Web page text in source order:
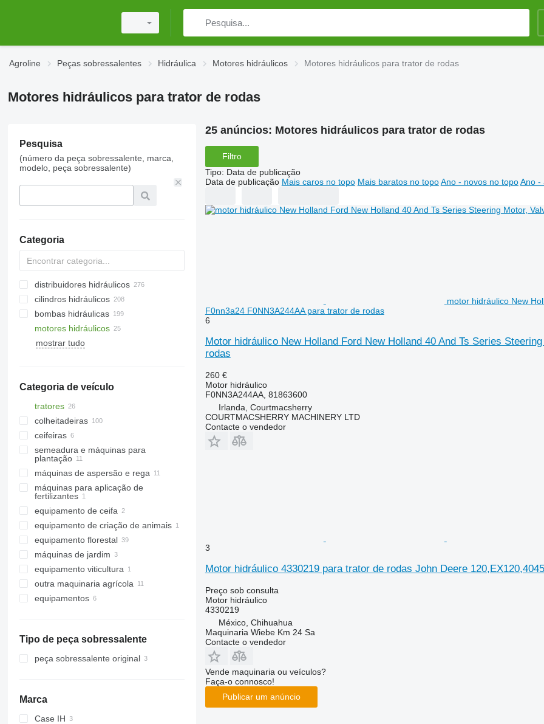
Agroline Peças sobressalentes Hidráulica Motores hidráulicos Motores hidráulicos para trator de rodas
Motores hidráulicos para trator de rodas
Pesquisa
(número da peça sobressalente, marca,
modelo, peça sobressalente)
Categoria
distribuidores hidráulicos
cilindros hidráulicos
bombas hidráulicas
motores hidráulicos
mostrar tudo
Categoria de veículo
tratores
tratores de rodas
colheitadeiras
colheitadeiras de grãos
colhedoras de forragem
ceifeiras
ceifeiras-debulhadoras
semeadura e máquinas para
plantação
máquinas de aspersão e rega
maquinas de rega
máquinas para aplicação de
fertilizantes
equipamento de ceifa
ancinho giratório
gadanheiras
equipamento de criação de animais
equipamento de criação de animais
equipamento florestal
biotrituradores
forwarders
máquinas de ceifa
máquinas de jardim
roçadoras
tratores corta-relva
equipamento viticultura
outra maquinaria agrícola
equipamentos
cabeças processadoras
Tipo de peça sobressalente
peça sobressalente original
Marca
Case IH
25 anúncios: Motores hidráulicos para trator de rodas
Filtro
Tipo: Data de publicação
Data de publicação Mais caros no topo Mais baratos no topo Ano - novos no topo Ano -
motor hidráulico New
F0nn3a24 F0NN3A244AA para trator de rodas
6
Motor hidráulico New Holland Ford New Holland 40 And Ts Series
rodas
260 €
Motor hidráulico
F0NN3A244AA, 81863600
Irlanda, Courtmacsherry
COURTMACSHERRY MACHINERY LTD
Contacte o vendedor
3
Motor hidráulico 4330219 para trator de rodas John Deere 120,EX120,4045
Preço sob consulta
Motor hidráulico
4330219
México, Chihuahua
Maquinaria Wiebe Km 24 Sa
Contacte o vendedor
Vende maquinaria ou veículos?
Faça-o connosco!
Publicar um anúncio